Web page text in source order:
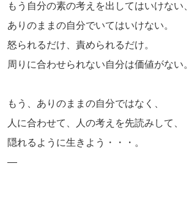
もう自分の素の考えを出してはいけない、
ありのままの自分でいてはいけない。
怒られるだけ、責められるだけ。
周りに合わせられない自分は価値がない。
もう、ありのままの自分ではなく、
人に合わせて、人の考えを先読みして、
隠れるように生きよう・・・。
—